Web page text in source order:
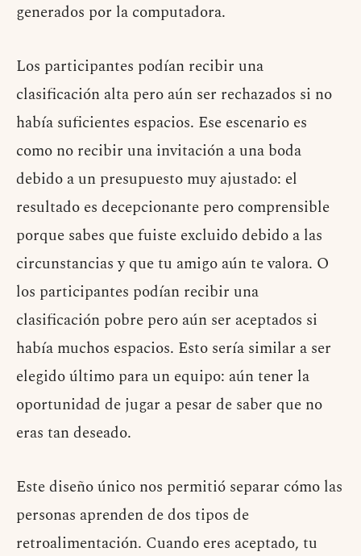
generados por la computadora.
Los participantes podían recibir una
clasificación alta pero aún ser rechazados si no
había suficientes espacios. Ese escenario es
como no recibir una invitación a una boda
debido a un presupuesto muy ajustado: el
resultado es decepcionante pero comprensible
porque sabes que fuiste excluido debido a las
circunstancias y que tu amigo aún te valora. O
los participantes podían recibir una
clasificación pobre pero aún ser aceptados si
había muchos espacios. Esto sería similar a ser
elegido último para un equipo: aún tener la
oportunidad de jugar a pesar de saber que no
eras tan deseado.
Este diseño único nos permitió separar cómo las
personas aprenden de dos tipos de
retroalimentación. Cuando eres aceptado, tu